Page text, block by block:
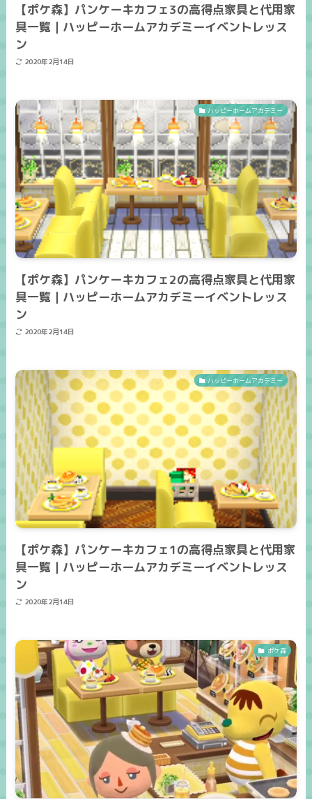
【ポケ森】パンケーキカフェ3の高得点家具と代用家
具一覧｜ハッピーホームアカデミーイベントレッス
ン
2020年2月14日
ハッピーホームアカデミー
【ポケ森】パンケーキカフェ2の高得点家具と代用家
具一覧｜ハッピーホームアカデミーイベントレッス
ン
2020年2月14日
ハッピーホームアカデミー
【ポケ森】パンケーキカフェ1の高得点家具と代用家
具一覧｜ハッピーホームアカデミーイベントレッス
ン
2020年2月14日
ポケ森